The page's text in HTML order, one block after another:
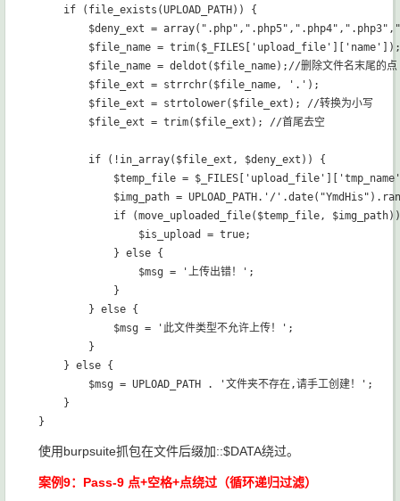
    if (file_exists(UPLOAD_PATH)) {
$deny_ext =
        $file_name = trim($_FILES['upload_file']['name']);
        $file_name = deldot($file_name);//删除文件名末尾的点
        $file_ext = strrchr($file_name, '.');
        $file_ext = strtolower($file_ext); //转换为小写
        $file_ext = trim($file_ext); //首尾去空
        if (!in_array($file_ext, $deny_ext)) {
$temp_file =
$img_path = UPLOAD_PATH.'/
if (move_uploaded_file($temp_file,
                $is_upload = true;
            } else {
                $msg = '上传出错！';
            }
        } else {
            $msg = '此文件类型不允许上传！';
        }
    } else {
        $msg = UPLOAD_PATH . '文件夹不存在,请手工创建！';
    }
使用burpsuite抓包在文件后缀加::$DATA绕过。
案例9：Pass-9 点+空格+点绕过（循环递归过滤）